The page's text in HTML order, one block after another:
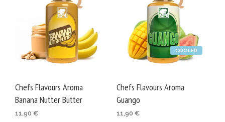
Chefs Flavours Aroma
Banana Nutter Butter
11,90 €
COOLER
Chefs Flavours Aroma
Guango
11,90 €